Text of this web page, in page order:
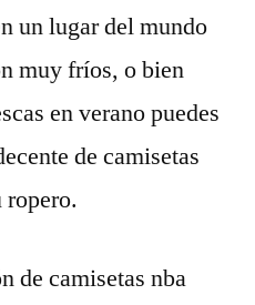
un lugar del mundo
muy fríos, o bien
en verano puedes
de camisetas
de camisetas nba